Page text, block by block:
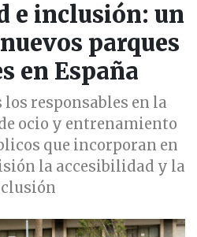
e inclusión: un
parques
en España
los responsables en la
ocio y entrenamiento
que incorporan en
la accesibilidad y la